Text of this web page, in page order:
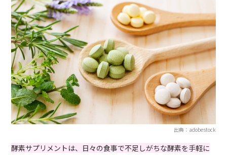
出典：adobestock
酵素サプリメントは、日々の食事で不足しがちな酵素を手軽に